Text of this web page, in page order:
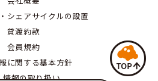
シェアサイクルの設置
貸渡約款
会員規約
に関する基本方針
情報の取り扱い